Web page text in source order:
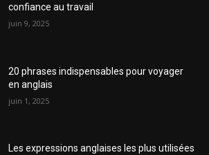
confiance au travail
juin 9, 2025
20 phrases indispensables pour voyager
en anglais
juin 1, 2025
Les expressions anglaises les plus utilisées